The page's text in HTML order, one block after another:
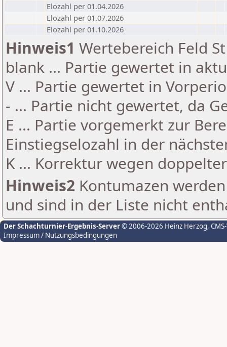
Elozahl per 01.04.2026
Elozahl per 01.07.2026
Elozahl per 01.10.2026
Hinweis1 Wertebereich Feld
blank ... Partie gewertet in
V ... Partie gewertet in
- ... Partie nicht gewertet, da
E ... Partie vorgemerkt zur
Einstiegselozahl in der
K ... Korrektur wegen
Hinweis2 Kontumazen
und sind in der Liste nicht
Der Schachturnier-Ergebnis-Server© 2006-2026 Heinz Herzog,
Impressum / Nutzungsbedingungen